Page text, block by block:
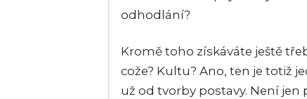
odhodlání?
Kromě toho získáváte ještě
cože? Kultu? Ano, ten je totiž
už od tvorby postavy. Není